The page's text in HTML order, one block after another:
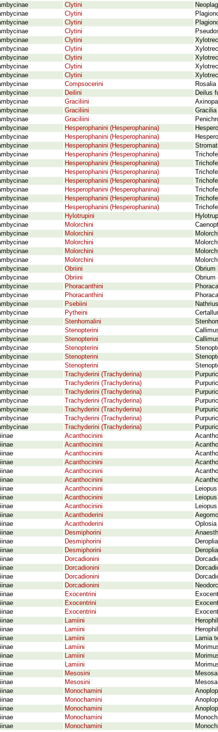
Clytini
Clytini
Clytini
Clytini
Clytini
Clytini
Clytini
Clytini
Clytini
Compsocerini
Deilini
Deilus
Graciliini
Graciliini
Graciliini
Hesperophanini (Hesperophanina)
Hesperophanini (Hesperophanina)
Hesperophanini (Hesperophanina)
Hesperophanini (Hesperophanina)
Hesperophanini (Hesperophanina)
Hesperophanini (Hesperophanina)
Hesperophanini (Hesperophanina)
Hesperophanini (Hesperophanina)
Hesperophanini (Hesperophanina)
Hesperophanini (Hesperophanina)
Hylotrupini
Molorchini
Molorchini
Molorchini
Molorchini
Molorchini
Obriini
Obrium
Obriini
Obrium
Phoracanthini
Phoracanthini
Psebiini
Pytheini
Stenhomalini
Stenopterini
Stenopterini
Stenopterini
Stenopterini
Stenopterini
Trachyderini (Trachyderina)
Trachyderini (Trachyderina)
Trachyderini (Trachyderina)
Trachyderini (Trachyderina)
Trachyderini (Trachyderina)
Trachyderini (Trachyderina)
Trachyderini (Trachyderina)
Acanthocinini
Acanthocinini
Acanthocinini
Acanthocinini
Acanthocinini
Acanthocinini
Acanthocinini
Acanthocinini
Acanthocinini
Acanthoderini
Acanthoderini
Oplosia
Desmiphorini
Desmiphorini
Desmiphorini
Dorcadionini
Dorcadionini
Dorcadionini
Dorcadionini
Exocentrini
Exocentrini
Exocentrini
Lamiini
Lamiini
Lamiini
Lamia
Lamiini
Lamiini
Lamiini
Mesosini
Mesosini
Monochamini
Monochamini
Monochamini
Monochamini
Monochamini